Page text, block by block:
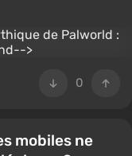
0
mobiles ne